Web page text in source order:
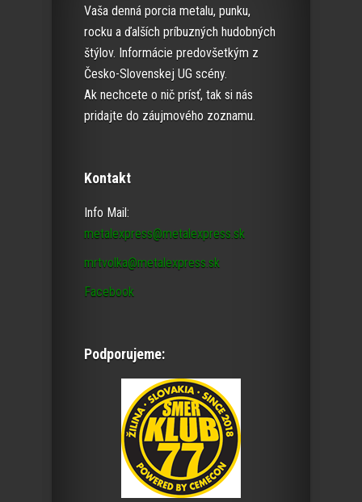
Vaša denná porcia metalu, punku,
rocku a ďalších príbuzných hudobných
štýlov. Informácie predovšetkým z
Česko-Slovenskej UG scény.
Ak nechcete o nič prísť, tak si nás
pridajte do záujmového zoznamu.
Kontakt
Info Mail:
metalexpress@metalexpress.sk
mrtvolka@metalexpress.sk
Facebook
Podporujeme: